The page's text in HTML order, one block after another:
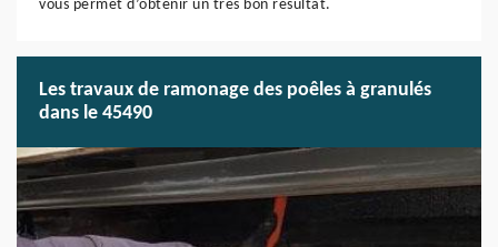
vous permet d’obtenir un très bon résultat.
Les travaux de ramonage des poêles à granulés
dans le 45490